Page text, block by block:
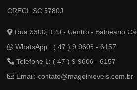
CRECI: SC 5780J
Rua 3300, 120 - Centro - Balneário
WhatsApp : ( 47 ) 9 9606 - 6157
Telefone 1: ( 47 ) 9 9606 - 6157
Email: contato@magoimoveis.com.br